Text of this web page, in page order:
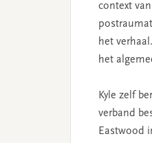
context
het
het
Kyle zelf
verband
Eastwood